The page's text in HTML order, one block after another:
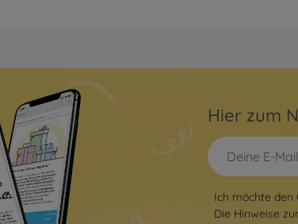
Hier zum
Ich möchte den
Die Hinweise